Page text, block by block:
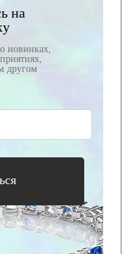
на
новинках,
другом